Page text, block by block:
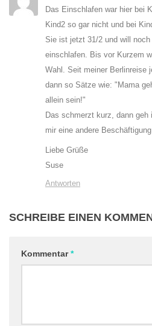
Das Einschlafen war hier bei
Kind2 so gar nicht und bei
Sie ist jetzt 31/2 und will
einschlafen. Bis vor Kurzem
Wahl. Seit meiner Berlinreise
dann so Sätze wie: "Mama
allein sein!"
Das schmerzt kurz, dann
mir eine andere Beschäftigung
Liebe Grüße
Suse
Antworten
SCHREIBE EINEN
Kommentar*